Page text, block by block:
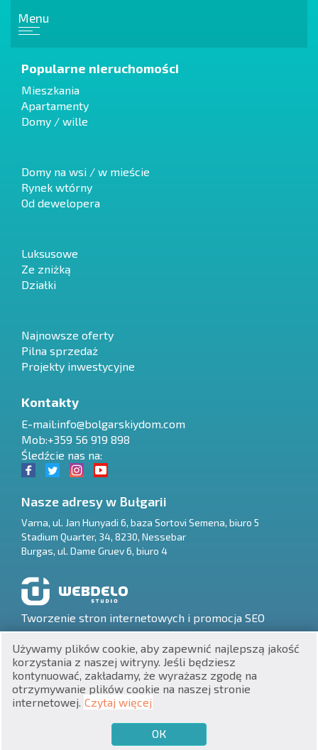
$
₽
₴
zł
PL
Menu
Popularne nieruchomości
Mieszkania
Apartamenty
Domy / wille
Domy na wsi / w mieście
Rynek wtórny
Od dewelopera
Luksusowe
Ze zniżką
Działki
Najnowsze oferty
Pilna sprzedaż
Projekty inwestycyjne
Kontakty
E-mail:info@bolgarskiydom.com
Mob:+359 56 919 898
Śledźcie nas na:
Nasze adresy w Bułgarii
Varna, ul. Jan Hunyadi 6, baza Sortovi Semena, biuro 5
Stadium Quarter, 34, 8230, Nessebar
Burgas, ul. Dame Gruev 6, biuro 4
Tworzenie stron internetowych i promocja SEO
UNIC 201160903
Używamy plików cookie, aby zapewnić najlepszą jakość
korzystania z naszej witryny. Jeśli będziesz
kontynuować, zakładamy, że wyrażasz zgodę na
otrzymywanie plików cookie na naszej stronie
internetowej. Czytaj więcej
ОК